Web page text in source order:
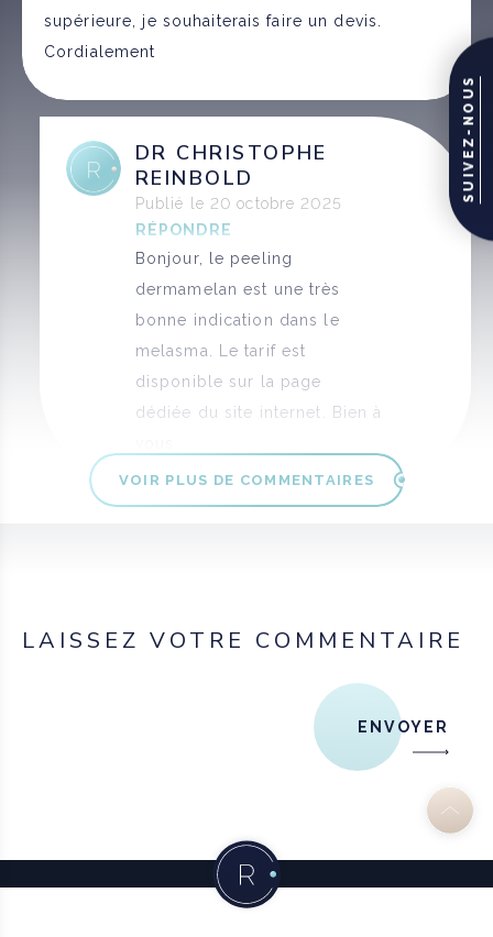
SUIVEZ-NOUS
supérieure, je souhaiterais faire un devis.
Cordialement
DR CHRISTOPHE
REINBOLD
Publié le 20 octobre 2025
RÉPONDRE
Bonjour, le peeling
dermamelan est une très
bonne indication dans le
melasma. Le tarif est
disponible sur la page
dédiée du site internet. Bien à
VOIR PLUS DE COMMENTAIRES
LAISSEZ VOTRE COMMENTAIRE
ENVOYER